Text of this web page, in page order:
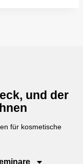
und der
für kosmetische